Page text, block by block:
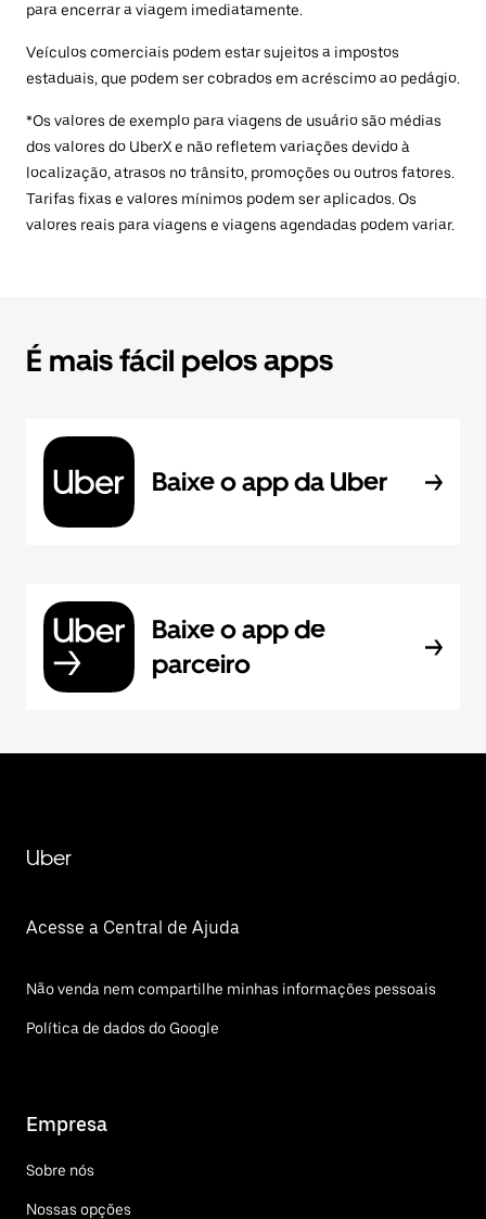
para encerrar a viagem imediatamente.
Veículos comerciais podem estar sujeitos a impostos
estaduais, que podem ser cobrados em acréscimo ao pedágio.
*Os valores de exemplo para viagens de usuário são médias
dos valores do UberX e não refletem variações devido à
localização, atrasos no trânsito, promoções ou outros fatores.
Tarifas fixas e valores mínimos podem ser aplicados. Os
valores reais para viagens e viagens agendadas podem variar.
É mais fácil pelos apps
Baixe o app da Uber
Baixe o app de
parceiro
Uber
Acesse a Central de Ajuda
Não venda nem compartilhe minhas informações pessoais
Política de dados do Google
Empresa
Sobre nós
Nossas opções